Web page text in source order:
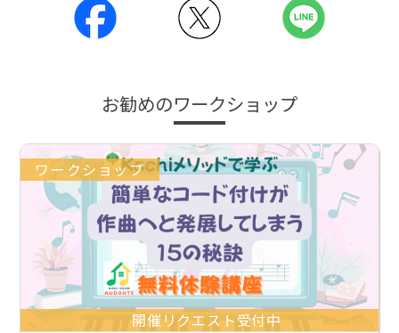
お勧めのワークショップ
ワークショップ
開催リクエスト受付中